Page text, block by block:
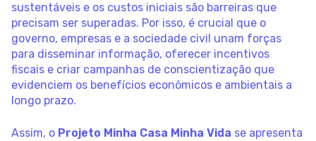
sustentáveis e os custos iniciais são barreiras que
precisam ser superadas. Por isso, é crucial que o
governo, empresas e a sociedade civil unam forças
para disseminar informação, oferecer incentivos
fiscais e criar campanhas de conscientização que
evidenciem os benefícios econômicos e ambientais a
longo prazo.
Assim, o Projeto Minha Casa Minha Vida se apresenta